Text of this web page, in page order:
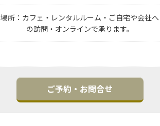
場所：カフェ・レンタルルーム・ご自宅や会社へ
の訪問・オンラインで承ります。
ご予約・お問合せ